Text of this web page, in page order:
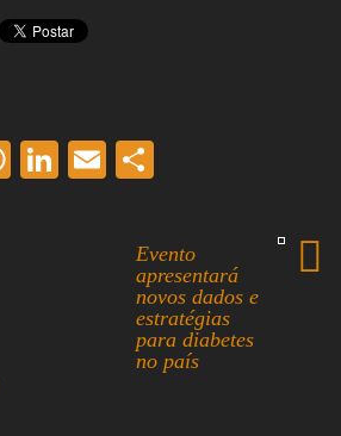
W
Li
E
ailEvento
apresentará
novos dados e
estratégias
para diabetes
no país